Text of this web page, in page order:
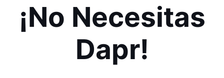
¡No Necesitas
Dapr!